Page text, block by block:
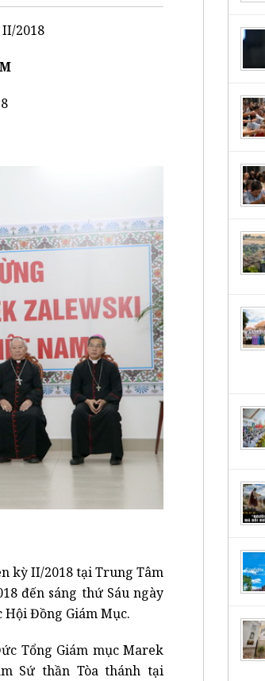
2018
kỳ II/2018 tại Trung Tâm
đến sáng thứ Sáu ngày
Hội Đồng Giám Mục.
Tổng Giám mục Marek
Sứ thần Tòa thánh tại